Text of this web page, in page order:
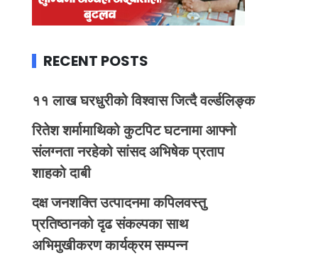
RECENT POSTS
११ लाख घरधुरीको विश्वास जित्दै वर्ल्डलिङ्क
रितेश शर्मामाथिको कुटपिट घटनामा आफ्नो
संलग्नता नरहेको सांसद अभिषेक प्रताप
शाहको दाबी
दक्ष जनशक्ति उत्पादनमा कपिलवस्तु
प्रतिष्ठानको दृढ संकल्पका साथ
अभिमुखीकरण कार्यक्रम सम्पन्न